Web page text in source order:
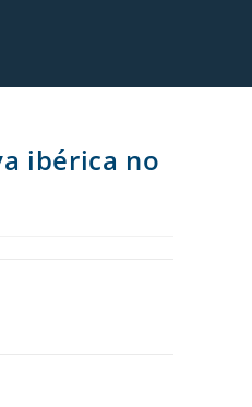
ibérica no